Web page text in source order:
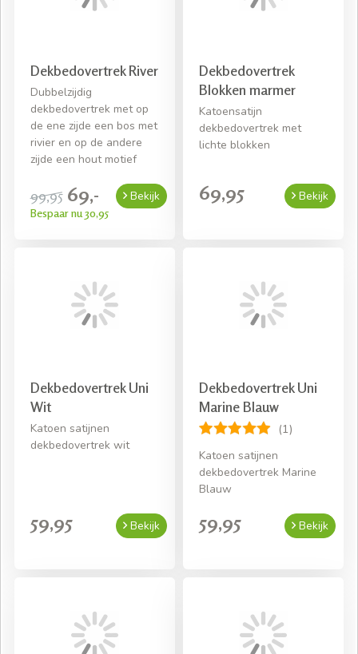
Snelle levering mits voorradig
Dekbedovertrek River
Dubbelzijdig
dekbedovertrek met op
de ene zijde een bos met
rivier en op de andere
zijde een hout motief
99,95 69,-
Bespaar nu 30,95
Bekijk
Dekbedovertrek
Blokken marmer
Katoensatijn
dekbedovertrek met
lichte blokken
69,95 Bekijk
Dekbedovertrek Uni
Wit
Katoen satijnen
dekbedovertrek wit
59,95 Bekijk
Dekbedovertrek Uni
Marine Blauw
(1)
Katoen satijnen
dekbedovertrek Marine
Blauw
59,95 Bekijk